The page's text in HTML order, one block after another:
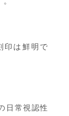
印は鮮明で
日常視認性